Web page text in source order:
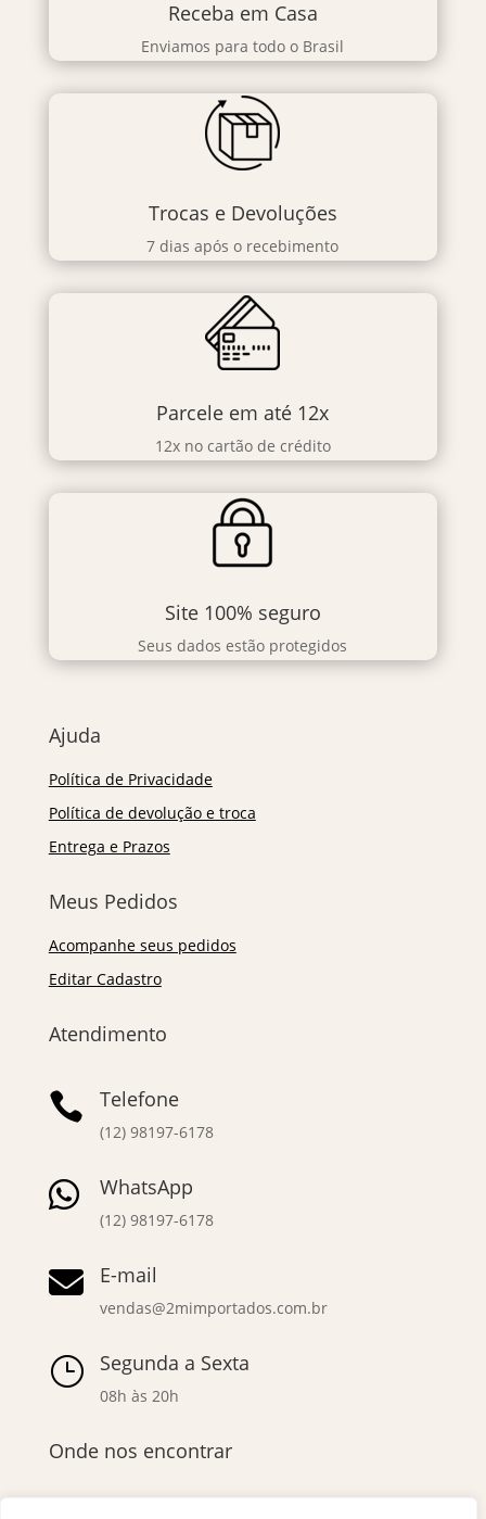
Receba em Casa
Enviamos para todo o Brasil
Trocas e Devoluções
7 dias após o recebimento
Parcele em até 12x
12x no cartão de crédito
Site 100% seguro
Seus dados estão protegidos
Ajuda
Política de Privacidade
Política de devolução e troca
Entrega e Prazos
Meus Pedidos
Acompanhe seus pedidos
Editar Cadastro
Atendimento
 Telefone
(12) 98197-6178
 WhatsApp
(12) 98197-6178
 E-mail
vendas@2mimportados.com.br
} Segunda a Sexta
08h às 20h
Onde nos encontrar